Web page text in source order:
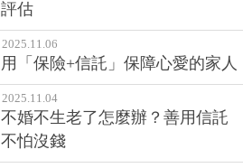
評估
2025.11.06
用「保險+信託」保障心愛的家人
2025.11.04
不婚不生老了怎麼辦？善用信託
不怕沒錢